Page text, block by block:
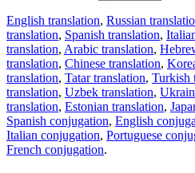
English translation, Russian
translation, Spanish translation,
translation, Arabic translation,
translation, Chinese translation,
translation, Tatar translation, Turkish
translation, Uzbek translation,
translation, Estonian translation,
Spanish conjugation, English
Italian conjugation, Portuguese
French conjugation.